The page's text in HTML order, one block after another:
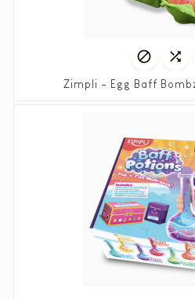
 
Zimpli - Egg Baff